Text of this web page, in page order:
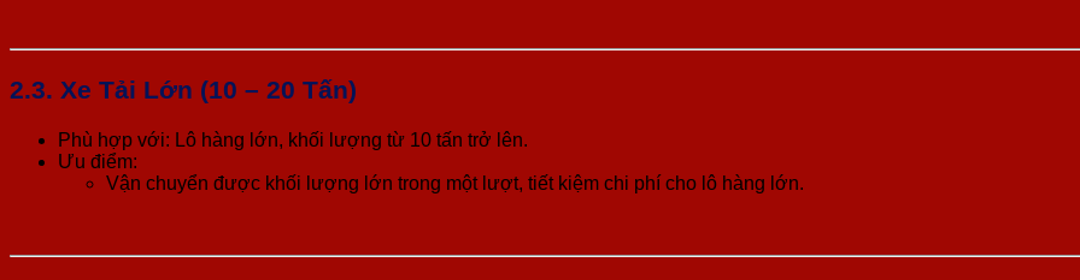
2.3. Xe Tải Lớn (10 – 20 Tấn)
Phù hợp với: Lô hàng lớn, khối lượng từ 10 tấn trở lên.
Ưu điểm:
Vận chuyển được khối lượng lớn trong một lượt, tiết kiệm chi phí cho lô hàng lớn.